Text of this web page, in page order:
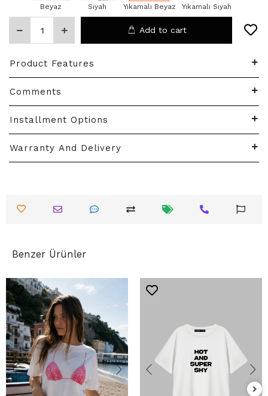
Beyaz Siyah Yıkamalı Beyaz Yıkamalı Siyah
Add to cart
Product Features
Comments
Installment Options
Warranty And Delivery
Benzer Ürünler